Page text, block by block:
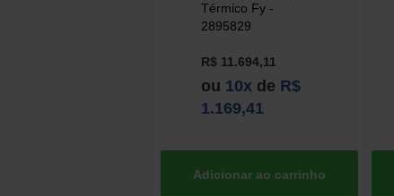
Térmico Fy -
2895829
R$ 11.694,11
ou 10xde R$
1.169,41